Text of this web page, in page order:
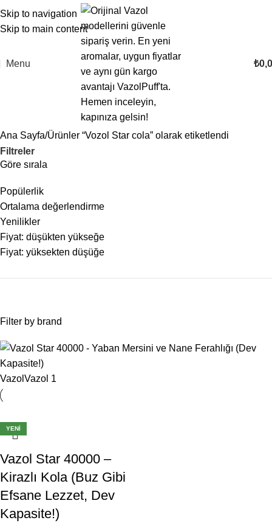
Skip to navigation
Skip to main content
Menu ₺
Ana Sayfa Ürünler “Vozol Star cola” olarak etiketlendi
Filtreler
Göre sırala
Popülerlik
Ortalama değerlendirme
Yenilikler
Fiyat: düşükten yükseğe
Fiyat: yüksekten düşüğe
Filter by brand
Vazol Vazol 1
YENI
Vazol Star 40000 –
Kirazlı Kola (Buz Gibi
Efsane Lezzet, Dev
Kapasite!)